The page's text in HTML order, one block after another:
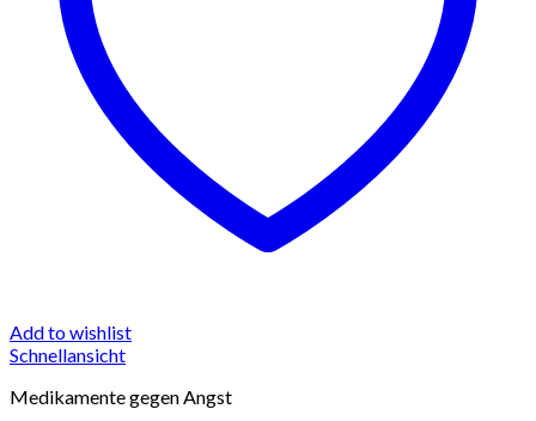
Add to wishlist
Schnellansicht
Medikamente gegen Angst